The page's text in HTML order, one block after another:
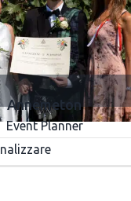
Annemeton
Event Planner